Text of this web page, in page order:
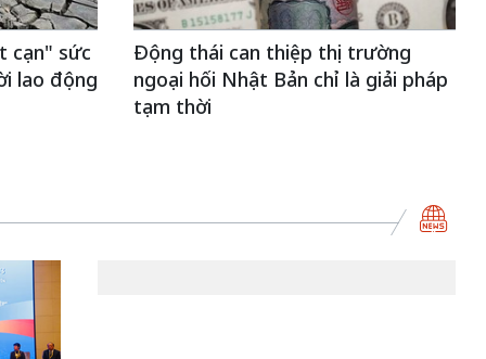
cạn" sức
lao động
Động thái can thiệp thị trường
ngoại hối Nhật Bản chỉ là giải pháp
tạm thời